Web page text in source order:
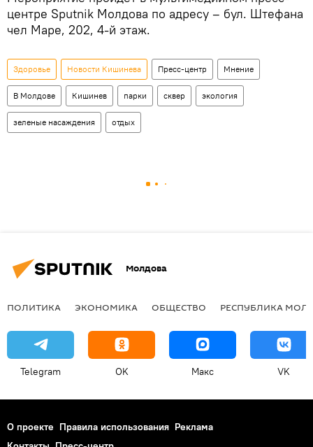
центре Sputnik Молдова по адресу – бул. Штефана
чел Маре, 202, 4-й этаж.
Здоровье Новости Кишинева Пресс-центр Мнение
В Молдове Кишинев парки сквер экология
зеленые насаждения отдых
Молдова
ПОЛИТИКА ЭКОНОМИКА ОБЩЕСТВО РЕСПУБЛИКА
Telegram OK Макс VK
О проекте Правила использования Реклама